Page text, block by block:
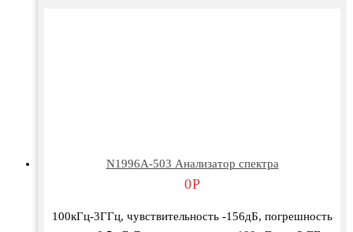
N1996A-503 Анализатор спектра
0Р
100кГц-3ГГц, чувствительность -156дБ, погрешность